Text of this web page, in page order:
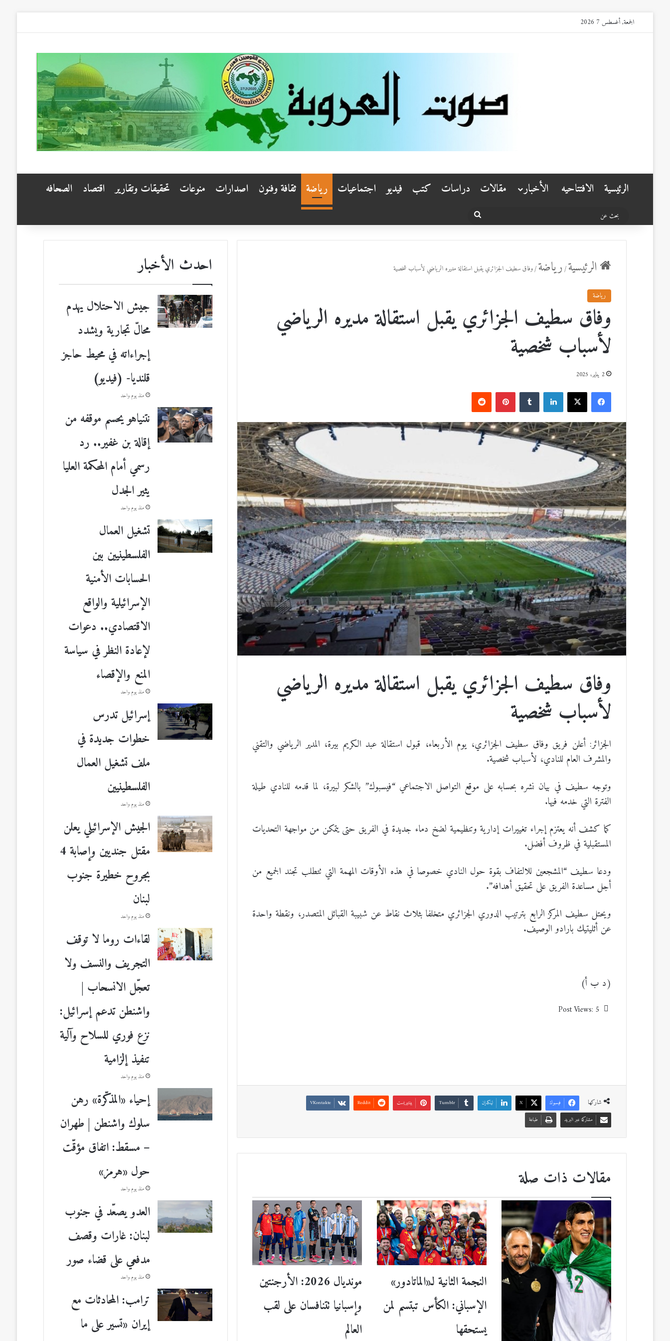
الجمعة, أغسطس 7 2026
الرئيسية الافتتاحيه الأخبار مقالات دراسات كتب فيديو اجتماعيات رياضة ثقافة وفنون اصدارات منوعات تحقيقات وتقارير اقتصاد الصحافه
بحث
الرئيسية/ رياضة/وفاق سطيف الجزائري يقبل استقالة مديره الرياضي لأسباب شخصية
رياضة
وفاق سطيف الجزائري يقبل استقالة مديره الرياضي
لأسباب شخصية
2 يناير، 2025
ي
س
ب
و
ك
X
ي
ن
د
إ
ن
T
b
l
r
ي
ي
ر
ي
س
ت
R
d
i
t
وفاق سطيف الجزائري يقبل استقالة مديره الرياضي
لأسباب شخصية
الجزائر: أعلن فريق وفاق سطيف الجزائري، يوم الأربعاء، قبول استقالة عبد الكريم بيرة، المدير الرياضي والتقني
والمشرف العام للنادي، لأسباب شخصية.
وتوجه سطيف في بيان نشره بحسابه على موقع التواصل الاجتماعي “فيسبوك” بالشكر لبيرة، لما قدمه للنادي طيلة
الفترة التي خدمه فيها.
كما كشف أنه يعتزم إجراء تغييرات إدارية وتنظيمية لضخ دماء جديدة في الفريق حتى يتمكن من مواجهة التحديات
المستقبلية في ظروف أفضل.
ودعا سطيف “المشجعين للالتفاف بقوة حول النادي خصوصا في هذه الأوقات المهمة التي تتطلب تجند الجميع من
أجل مساعدة الفريق على تحقيق أهدافه”.
ويحتل سطيف المركز الرابع بترتيب الدوري الجزائري متخلفا بثلاث نقاط عن شبيبة القبائل المتصدر، ونقطة واحدة
عن أثليتيك بارادو الوصيف.
(د ب أ)
Post Views: 5
شاركها فيسبوك ‫X لينكدإن بينتيريست
مشاركة عبر البريد
طباعة
مقالات ذات صلة
النجمة الثانية لـ«الماتادور»
الإسباني: الكأس تبتسم لمن
يستحقها
مونديال 2026: الأرجنتين
وإسبانيا تتنافسان على لقب
العالم
احدث الأخبار
جيش الاحتلال يهدم
محالّ تجارية ويشدد
إجراءاته في محيط حاجز
قلنديا- (فيديو)
منذ يوم واحد
نتنياهو يحسم موقفه من
إقالة بن غفير.. رد
رسمي أمام المحكمة العليا
يثير الجدل
منذ يوم واحد
تشغيل العمال
الفلسطينيين بين
الحسابات الأمنية
الإسرائيلية والواقع
الاقتصادي.. دعوات
لإعادة النظر في سياسة
المنع والإقصاء
منذ يوم واحد
إسرائيل تدرس
خطوات جديدة في
ملف تشغيل العمال
الفلسطينيين
منذ يوم واحد
الجيش الإسرائيلي يعلن
مقتل جنديين وإصابة 4
بجروح خطيرة جنوب
لبنان
منذ يوم واحد
لقاءات روما لا توقف
التجريف والنسف ولا
تعجّل الانسحاب |
واشنطن تدعم إسرائيل:
نزع فوري للسلاح وآلية
تنفيذ إلزامية
منذ يوم واحد
إحياء «المذكّرة» رهن
سلوك واشنطن | طهران
– مسقط: اتفاق مؤقّت
حول «هرمز»
منذ يوم واحد
العدو يصعّد في جنوب
لبنان: غارات وقصف
مدفعي على قضاء صور
منذ يوم واحد
ترامب: المحادثات مع
إيران «تسير على ما